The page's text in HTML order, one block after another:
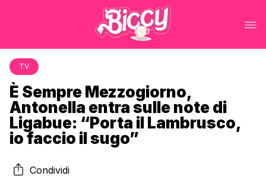
TV
È Sempre Mezzogiorno,
Antonella entra sulle note di
Ligabue: “Porta il Lambrusco,
io faccio il sugo”
Condividi